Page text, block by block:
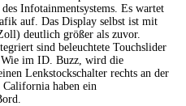
Infotainmentsystems. Es wartet
auf. Das Display selbst ist mit
deutlich größer als zuvor.
sind beleuchtete Touchslider
im ID. Buzz, wird die
Lenkstockschalter rechts an der
haben ein